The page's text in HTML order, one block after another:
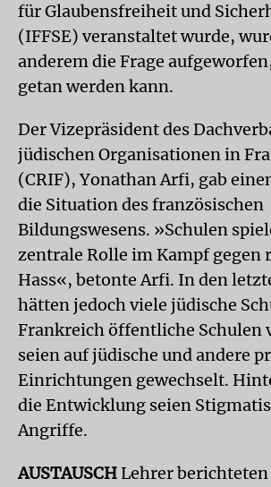
für Glaubensfreiheit und
(IFFSE) veranstaltet wurde,
anderem die Frage
getan werden kann.
Der Vizepräsident des
jüdischen Organisationen in
(CRIF), Yonathan Arfi, gab
die Situation des französischen
Bildungswesens. »Schulen
zentrale Rolle im Kampf gegen
Hass«, betonte Arfi. In den
hätten jedoch viele jüdische
Frankreich öffentliche Schulen
seien auf jüdische und andere
Einrichtungen gewechselt.
die Entwicklung seien
Angriffe.
AUSTAUSCH Lehrer berichteten